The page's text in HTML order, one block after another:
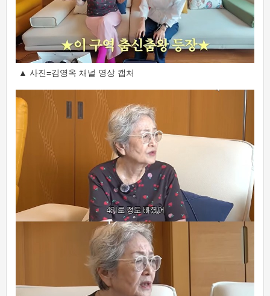
▲ 사진=김영옥 채널 영상 캡처